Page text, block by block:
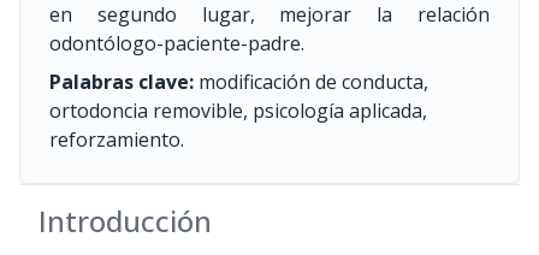
en segundo lugar, mejorar la relación
odontólogo-paciente-padre.
Palabras clave: modificación de conducta,
ortodoncia removible, psicología aplicada,
reforzamiento.
Introducción